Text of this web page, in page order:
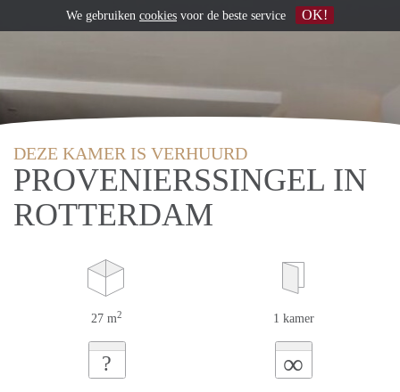
DEZE KAMER IS VERHUURD
PROVENIERSSINGEL IN
ROTTERDAM
27 m2 1 kamer
? ∞
We gebruiken cookies voor de beste service OK!